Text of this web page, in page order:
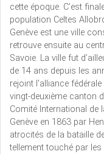
cette époque. C’est
population Celtes
Genève est une ville
retrouve ensuite au
Savoie. La ville fut
de 14 ans depuis les
rejoint l'alliance
vingt-deuxième canton
Comité International de
Genève en 1863 par
atrocités de la bataille
tellement touché par